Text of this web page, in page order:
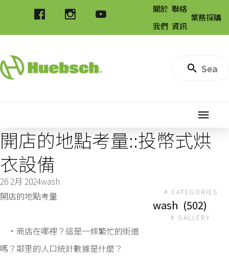
關於
我們
聯絡
資訊
業務採購
開店的地點考量::投幣式烘
衣設備
26 2月 2024wash
開店的地點考量
•商店在哪裡？這是一條繁忙的街道
嗎？鄰里的人口統計數據是什麼？
# CATEGORIES
wash (502)
# GALLERY